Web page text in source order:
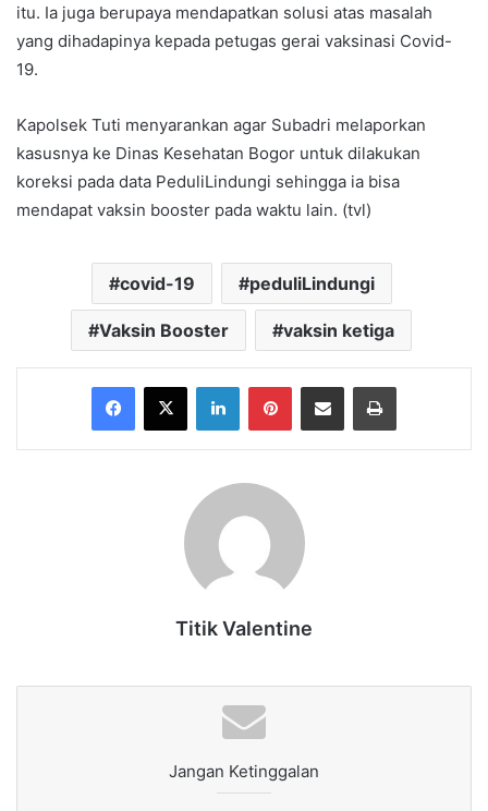
itu. Ia juga berupaya mendapatkan solusi atas masalah
yang dihadapinya kepada petugas gerai vaksinasi Covid-
19.
Kapolsek Tuti menyarankan agar Subadri melaporkan
kasusnya ke Dinas Kesehatan Bogor untuk dilakukan
koreksi pada data PeduliLindungi sehingga ia bisa
mendapat vaksin booster pada waktu lain. (tvl)
covid-19 peduliLindungi
Vaksin Booster vaksin ketiga
Facebook
X LinkedInPinterestShare via Email Print
Titik Valentine
Jangan Ketinggalan